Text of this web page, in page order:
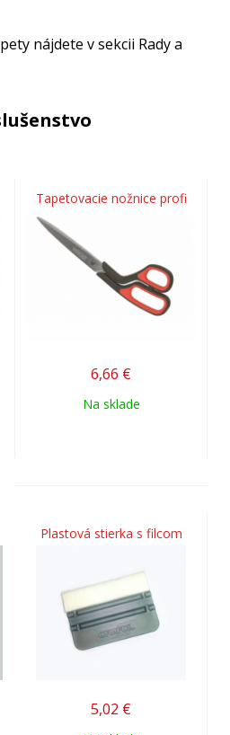
nájdete v sekcii Rady a
Tapetovacie nožnice profi
6,66 €
Na sklade
Plastová stierka s filcom
5,02 €